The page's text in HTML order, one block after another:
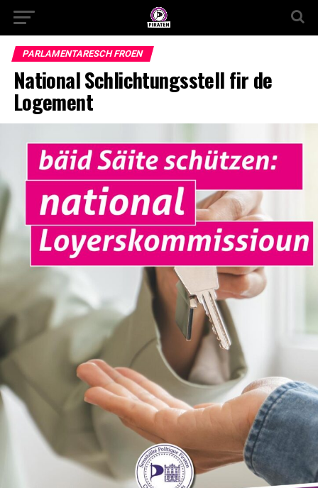
PARLAMENTARESCH FROEN
National Schlichtungsstell fir de
Logement